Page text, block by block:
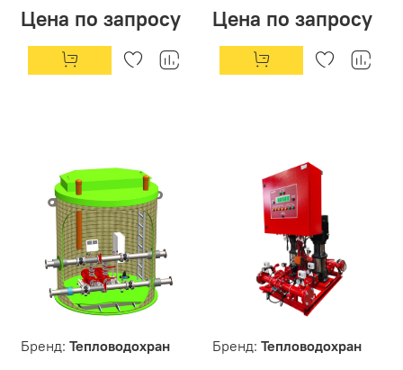
Цена по запросу Цена по запросу
Бренд: Тепловодохран
Бренд: Тепловодохран